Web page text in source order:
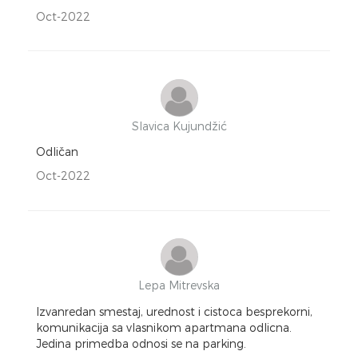
Oct-2022
Slavica Kujundžić
Odličan
Oct-2022
Lepa Mitrevska
Izvanredan smestaj, urednost i cistoca besprekorni,
komunikacija sa vlasnikom apartmana odlicna.
Jedina primedba odnosi se na parking.